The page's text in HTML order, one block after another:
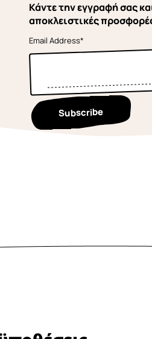
Κάντε την εγγραφή σας
αποκλειστικές
Email Address*